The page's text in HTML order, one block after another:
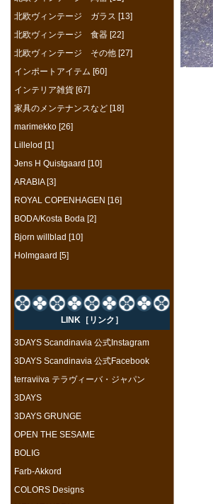
北欧ヴィンテージ ガラス [13]
北欧ヴィンテージ 食器 [22]
北欧ヴィンテージ その他 [27]
インポートアイテム [60]
インテリア雑貨 [67]
家具のメンテナンスなど [18]
marimekko [26]
Lillelod [1]
Jens H Quistgaard [10]
ARABIA [3]
ROYAL COPENHAGEN [16]
BODA/Kosta Boda [2]
Bjorn willblad [10]
Holmgaard [5]
LINK［リンク］
3DAYS Scandinavia 公式Instagram
3DAYS Scandinavia 公式Facebook
terraviiva テラヴィーバ・ジャパン
3DAYS
3DAYS GRUNGE
OPEN THE SESAME
BOLIG
Farb-Akkord
COLORS Designs